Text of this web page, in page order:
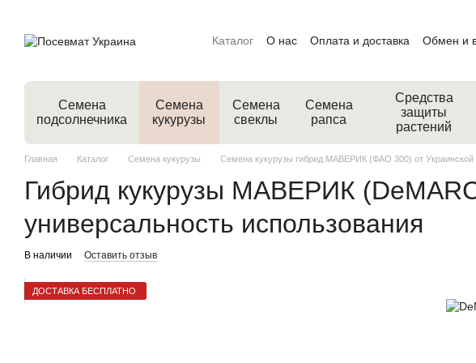
Каталог О нас Оплата и доставка Обмен и
Семена
подсолнечника
Семена
кукурузы
Семена
свеклы
Семена
рапса
Средства
защиты
растений
Главная Каталог Семена кукурузы Семена кукурузы гибрид МАВЕРИК (ФАО 300) от Украинской
Гибрид кукурузы МАВЕРИК
универсальность использования
В наличии Оставить отзыв
ДОСТАВКА БЕСПЛАТНО